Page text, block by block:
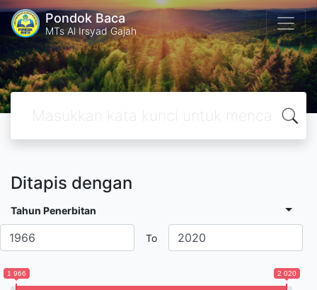
Pondok Baca
MTs Al Irsyad Gajah
Ditapis dengan
Tahun Penerbitan
To
1 966 2 020